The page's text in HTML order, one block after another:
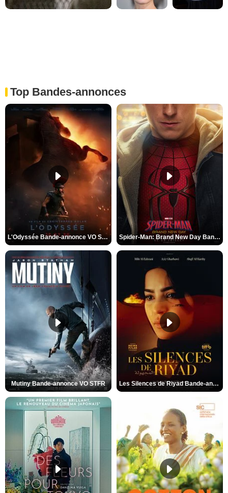
Top Bandes-annonces
L'Odyssée Bande-annonce VO STFR Spider-Man: Brand New Day Bande-annonce VO STFR
Mutiny Bande-annonce VO STFR Les Silences de Riyad Bande-annonce VO STFR